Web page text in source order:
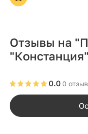
Отзывы на
0
0.0